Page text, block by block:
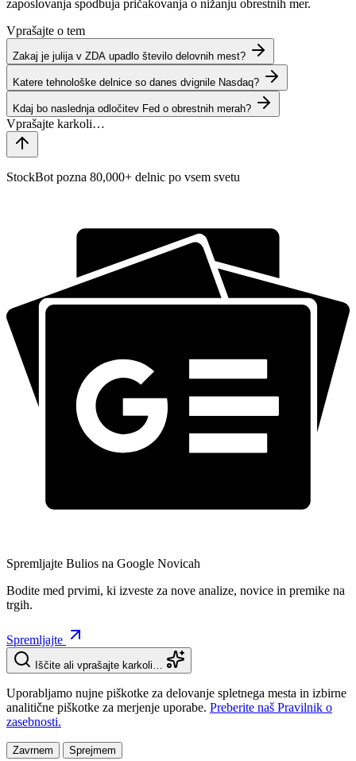
zaposlovanja spodbuja pričakovanja o nižanju obrestnih mer.
Vprašajte o tem
Zakaj je julija v ZDA upadlo število delovnih mest?
Katere tehnološke delnice so danes dvignile Nasdaq?
Kdaj bo naslednja odločitev Fed o obrestnih merah?
StockBot pozna 80,000+ delnic po vsem svetu
Spremljajte Bulios na Google Novicah
Bodite med prvimi, ki izveste za nove analize, novice in premike na
trgih.
Spremljajte
Iščite ali vprašajte karkoli…
Uporabljamo nujne piškotke za delovanje spletnega mesta in izbirne
analitične piškotke za merjenje uporabe. Preberite naš Pravilnik o
zasebnosti.
Zavrnem Sprejmem